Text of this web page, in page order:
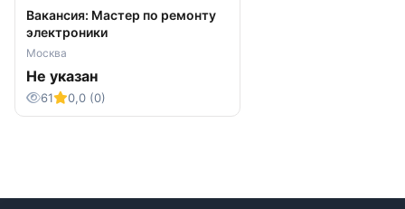
Вакансия: Мастер по ремонту
электроники
Москва
Не указан
61 0,0 (0)